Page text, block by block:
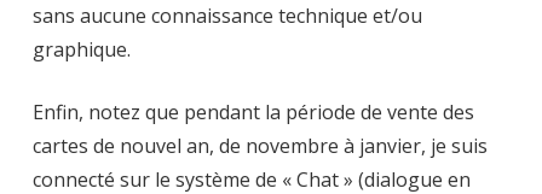
sans aucune connaissance technique et/ou
graphique.
Enfin, notez que pendant la période de vente des
cartes de nouvel an, de novembre à janvier, je suis
connecté sur le système de « Chat » (dialogue en